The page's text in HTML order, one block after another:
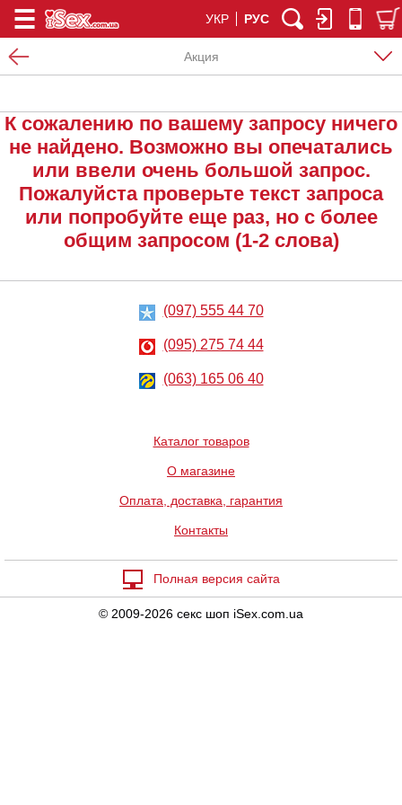
УКР РУС
Акция
К сожалению по вашему запросу ничего
не найдено. Возможно вы опечатались
или ввели очень большой запрос.
Пожалуйста проверьте текст запроса
или попробуйте еще раз, но с более
общим запросом (1-2 слова)
(097) 555 44 70
(095) 275 74 44
(063) 165 06 40
Каталог товаров
О магазине
Оплата, доставка, гарантия
Контакты
Полная версия сайта
© 2009-2026 секс шоп iSex.com.ua